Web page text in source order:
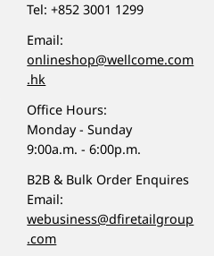
Tel:+852 3001 1299
Email:
onlineshop@wellcome.com
.hk
Office Hours:
Monday - Sunday
9:00a.m. - 6:00p.m.
B2B & Bulk Order Enquires
Email:
webusiness@dfiretailgroup
.com